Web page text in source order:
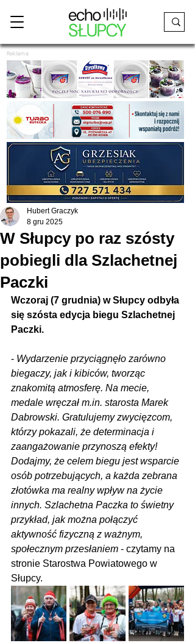
Reklama
W Słupcy po raz szósty
pobiegli dla Szlachetnej
Paczki
Hubert Graczyk
8 gru 2025
Wczoraj (7 grudnia) w Słupcy odbyła
się szósta edycja biegu Szlachetnej
Paczki.
- Wydarzenie przyciągnęło zarówno
biegaczy, jak i kibiców, tworząc
znakomitą atmosferę. Na mecie,
medale wręczał m.in. starosta Marek
Dabrowski. Gratulujemy zwycięzcom,
którzy pokazali, że determinacja i
zaangażowanie przynoszą efekty!
Dodajmy, że celem biegu jest wsparcie
osób potrzebujących, a każda zebrana
złotówka ma realny wpływ na życie
innych. Szlachetna Paczka to świetny
przykład, jak można połączyć
aktywność fizyczną z ważnym,
społecznym przesłaniem - czytamy na
stronie Starostwa Powiatowego w
Słupcy.